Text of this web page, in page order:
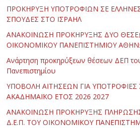
ΠΡΟΚΗΡΥΞΗ ΥΠΟΤΡΟΦΙΩΝ ΣΕ
ΣΠΟΥΔΕΣ ΣΤΟ ΙΣΡΑΗΛ
ΑΝΑΚΟΙΝΩΣΗ ΠΡΟΚΗΡΥΞΗΣ ΔΥΟ
ΟΙΚΟΝΟΜΙΚΟΥ ΠΑΝΕΠΙΣΤΗΜΙΟΥ
Ανάρτηση προκηρύξεων θέσεων ΔΕΠ
Πανεπιστημίου
ΥΠΟΒΟΛΗ ΑΙΤΗΣΕΩΝ ΓΙΑ ΥΠΟΤΡΟΦΙΕΣ
ΑΚΑΔΗΜΑΪΚΟ ΕΤΟΣ 2026 2027
ΑΝΑΚΟΙΝΩΣΗ ΠΡΟΚΗΡΥΞΗΣ
Δ.Ε.Π. ΤΟΥ ΟΙΚΟΝΟΜΙΚΟΥ